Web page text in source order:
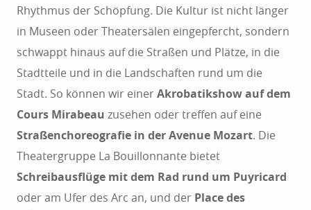
Rhythmus der Schöpfung. Die Kultur ist nicht länger
in Museen oder Theatersälen eingepfercht, sondern
schwappt hinaus auf die Straßen und Plätze, in die
Stadtteile und in die Landschaften rund um die
Stadt. So können wir einerAkrobatikshow auf dem
Cours Mirabeau zusehen oder treffen auf eine
Straßenchoreografie in der Avenue Mozart. Die
Theatergruppe La Bouillonnante bietet
Schreibausflüge mit dem Rad rund um Puyricard
oder am Ufer des Arc an, und der Place des